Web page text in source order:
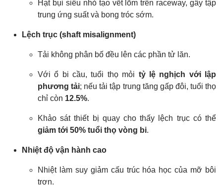
Hạt bụi siêu nhỏ tạo vết lõm trên raceway, gây tập
trung ứng suất và bong tróc sớm.
Lệch trục (shaft misalignment)
Tải không phân bố đều lên các phần tử lăn.
Với ổ bi cầu, tuổi thọ mỏi tỷ lệ nghịch với lập
phương tải; nếu tải tập trung tăng gấp đôi, tuổi thọ
chỉ còn 12.5%.
Khảo sát thiết bị quay cho thấy lệch trục có thể
giảm tới 50% tuổi thọ vòng bi.
Nhiệt độ vận hành cao
Nhiệt làm suy giảm cấu trúc hóa học của mỡ bôi
trơn.